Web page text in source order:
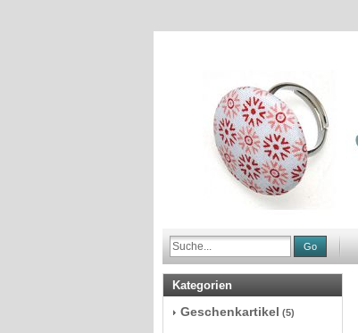
Go
Kategorien
Geschenkartikel (5)